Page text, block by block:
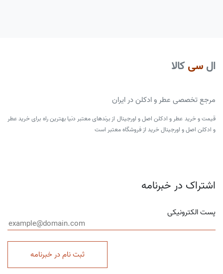
ال سی کالا
مرجع تخصصی عطر و ادکلن در ایران
قیمت و خرید عطر و ادکلن اصل و اورجینال از برندهای معتبر دنیا بهترین راه برای خرید عطر
و ادکلن اصل و اورجینال خرید از فروشگاه معتبر است
اشتراک در خبرنامه
پست الکترونیکی
ثبت نام در خبرنامه